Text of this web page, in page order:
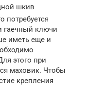
шкив
потребуется
гаечный ключи
иметь еще и
этого при
маховик. Чтобы
крепления